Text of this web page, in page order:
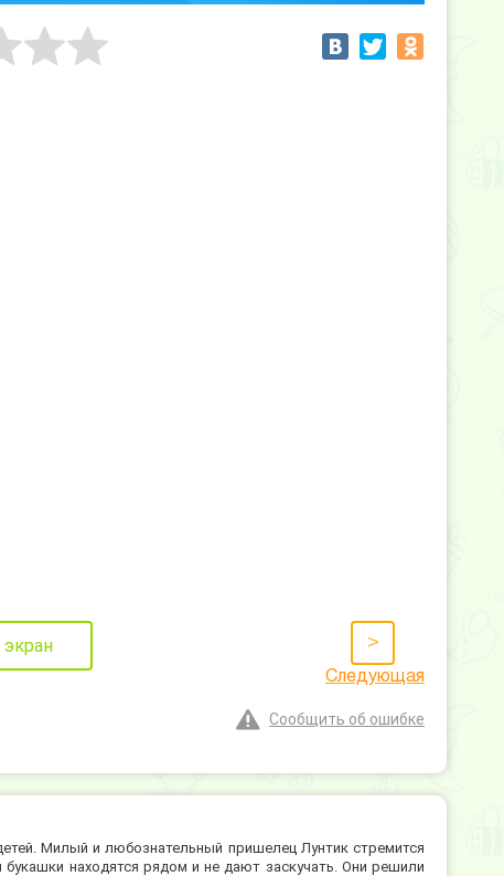
>
Следующая
Сообщить об ошибке
Милый и любознательный пришелец Лунтик стремится
находятся рядом и не дают заскучать. Они решили